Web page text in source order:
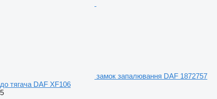
замок запалювання DAF 1872757
до тягача DAF XF106
5